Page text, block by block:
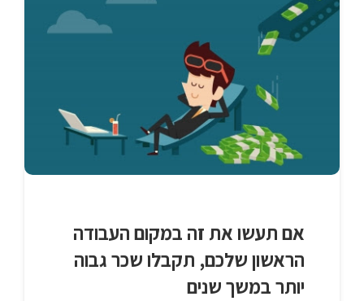
אם תעשו את זה במקום העבודה
הראשון שלכם, תקבלו שכר גבוה
יותר במשך שנים